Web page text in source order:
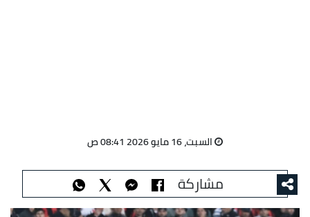
السبت، 16 مايو 2026 08:41 ص
مشاركة